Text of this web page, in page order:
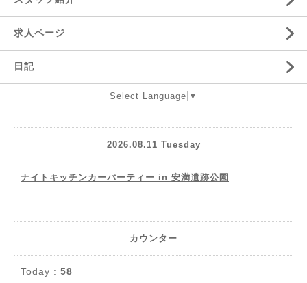
求人ページ
日記
Select Language ▼
2026.08.11 Tuesday
ナイトキッチンカーパーティー in 安満遺跡公園
カウンター
Today : 58